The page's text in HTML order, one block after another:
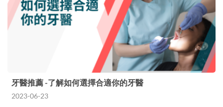
牙醫推薦 -了解如何選擇合適你的牙醫
2023-06-23